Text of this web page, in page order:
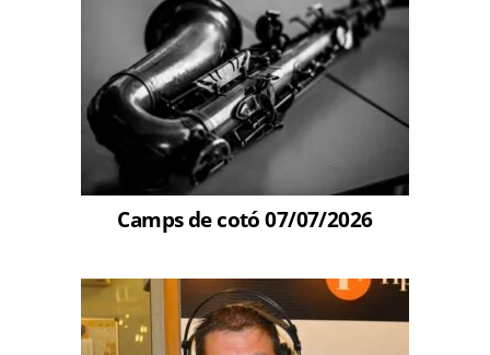
Camps de cotó 07/07/2026